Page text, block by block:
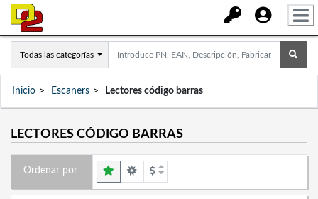
Todas las categorías
Inicio Escaners Lectores código barras
LECTORES CÓDIGO BARRAS
Ordenar por